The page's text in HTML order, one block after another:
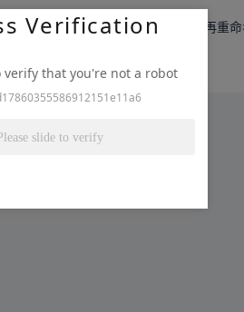
能在ERP项目里面上创建文件夹，再重
立创云ERP
Verification
verify that you're not a robot
slide to verify